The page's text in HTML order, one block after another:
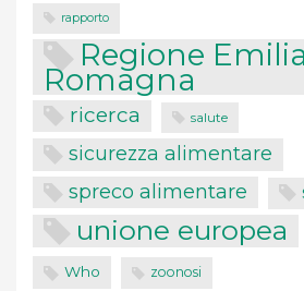
rapporto
Regione
Romagna
ricerca salute
sicurezza alimentare
spreco alimentare
unione europea
Who zoonosi